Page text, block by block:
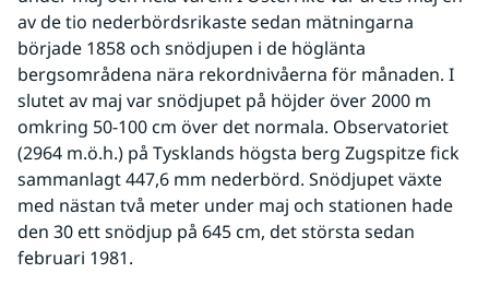
av de tio nederbördsrikaste sedan mätningarna
började 1858 och snödjupen i de höglänta
bergsområdena nära rekordnivåerna för månaden. I
slutet av maj var snödjupet på höjder över 2000 m
omkring 50-100 cm över det normala. Observatoriet
(2964 m.ö.h.) på Tysklands högsta berg Zugspitze fick
sammanlagt 447,6 mm nederbörd. Snödjupet växte
med nästan två meter under maj och stationen hade
den 30 ett snödjup på 645 cm, det största sedan
februari 1981.